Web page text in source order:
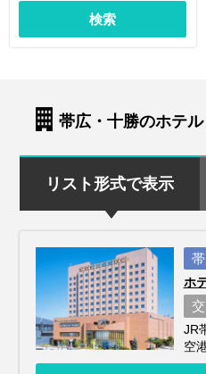
検索
帯広・十勝のホテ
リスト形式で表示
ホ
JR
空